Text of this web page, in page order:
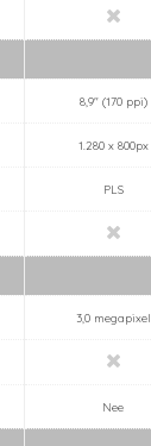
8,9" (170 ppi)
1.280 x 800px
PLS
3,0 megapixel
Nee